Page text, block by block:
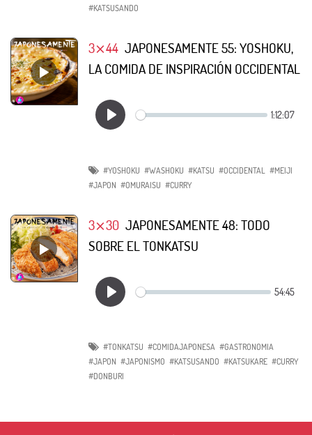
#KATSUSANDO
3⨯44 JAPONESAMENTE 55: YOSHOKU,
LA COMIDA DE INSPIRACIÓN OCCIDENTAL
#YOSHOKU #WASHOKU #KATSU #OCCIDENTAL
#MEIJI
#JAPON #OMURAISU #CURRY
3⨯30 JAPONESAMENTE 48: TODO
SOBRE EL TONKATSU
#TONKATSU #COMIDAJAPONESA #GASTRONOMIA
#JAPON #JAPONISMO #KATSUSANDO #KATSUKARE #CURRY
#DONBURI